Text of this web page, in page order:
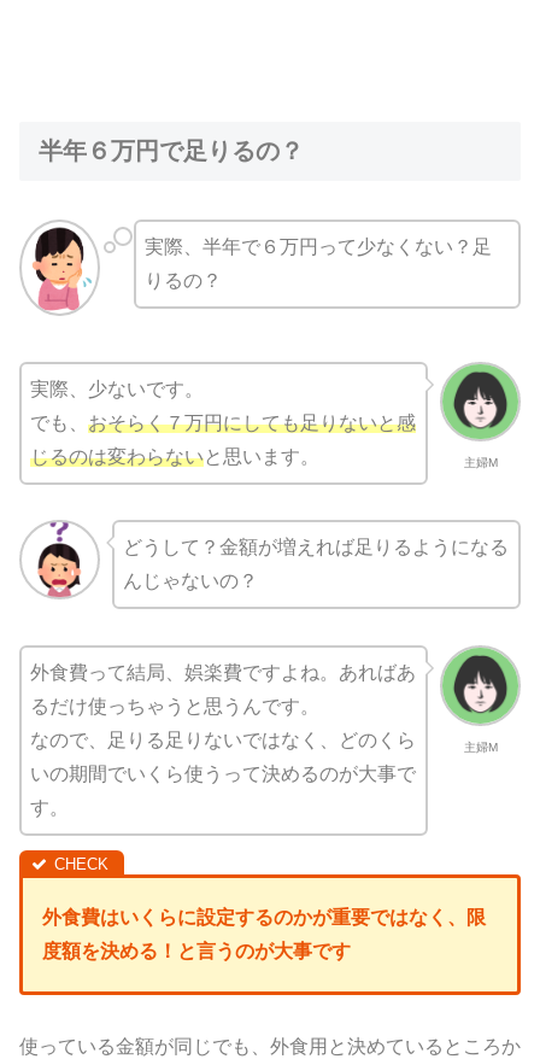
半年６万円で足りるの？
実際、半年で６万円って少なくない？足
りるの？
主婦M
実際、少ないです。
でも、 おそらく７万円にしても足りないと感
じるのは変わらないと思います。
どうして？金額が増えれば足りるようになる
んじゃないの？
主婦M
外食費って結局、娯楽費ですよね。あればあ
るだけ使っちゃうと思うんです。
なので、足りる足りないではなく、どのくら
いの期間でいくら使うって決めるのが大事で
す。
外食費はいくらに設定するのかが重要ではなく、限
度額を決める！と言うのが大事です
使っている金額が同じでも、外食用と決めているところか